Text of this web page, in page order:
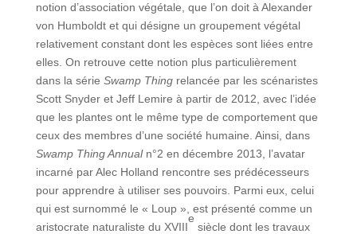
notion d’association végétale, que l’on doit à Alexander
von Humboldt et qui désigne un groupement végétal
relativement constant dont les espèces sont liées entre
elles. On retrouve cette notion plus particulièrement
dans la série Swamp Thingrelancée par les scénaristes
Scott Snyder et Jeff Lemire à partir de 2012, avec l’idée
que les plantes ont le même type de comportement que
ceux des membres d’une société humaine. Ainsi, dans
Swamp Thing Annualn°2 en décembre 2013, l’avatar
incarné par Alec Holland rencontre ses prédécesseurs
pour apprendre à utiliser ses pouvoirs. Parmi eux, celui
qui est surnommé le « Loup », est présenté comme un
aristocrate naturaliste du XVIII
e
siècle dont les travaux